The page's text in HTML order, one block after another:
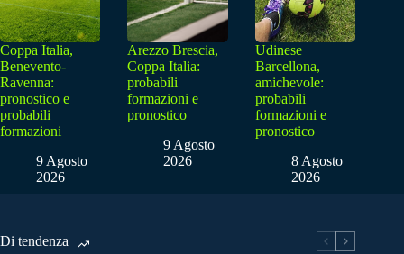
Coppa Italia,
Benevento-
Ravenna:
pronostico e
probabili
formazioni
9 Agosto
2026
Arezzo Brescia,
Coppa Italia:
probabili
formazioni e
pronostico
9 Agosto
2026
Udinese
Barcellona,
amichevole:
probabili
formazioni e
pronostico
8 Agosto
2026
Di tendenza